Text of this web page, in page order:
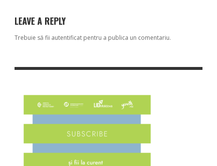
LEAVE A REPLY
Trebuie să fii autentificat pentru a publica un comentariu.